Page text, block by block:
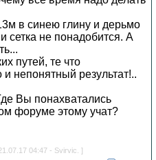
в синею глину и дерьмо
сетка не понадобится. А
путей, те что
непонятный результат!..
Вы понахватались
форуме этому учат?
04:47 - Svirvic. ]